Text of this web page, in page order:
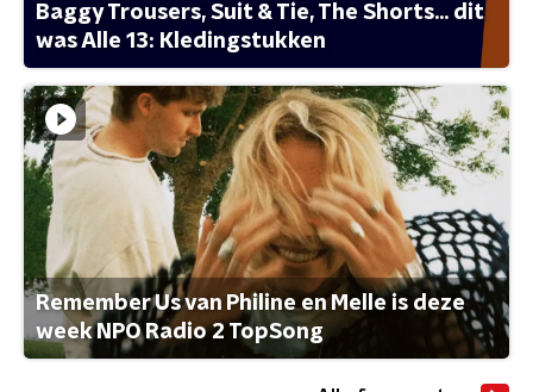
Baggy Trousers, Suit & Tie, The Shorts... dit
was Alle 13: Kledingstukken
Remember Us van Philine en Melle is deze
week NPO Radio 2 TopSong